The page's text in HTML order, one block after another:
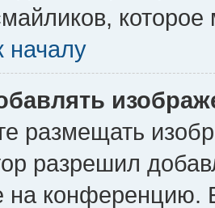
началу
размещать
разрешил
на конференцию.